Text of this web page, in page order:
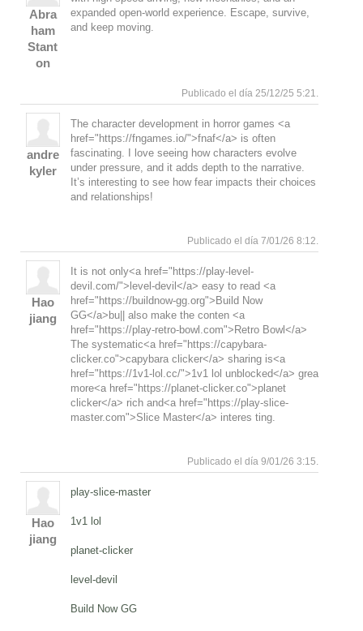
Abra
ham
Stant
on
expanded open-world experience. Escape, survive,
and keep moving.
Publicado el día 25/12/25 5:21.
andre
kyler
The character development in horror games <a
href="https://fngames.io/">fnaf</a> is often
fascinating. I love seeing how characters evolve
under pressure, and it adds depth to the narrative.
It’s interesting to see how fear impacts their choices
and relationships!
Publicado el día 7/01/26 8:12.
Hao
jiang
It is not only<a href="https://play-level-
devil.com/">level-devil</a> easy to read <a
href="https://buildnow-gg.org">Build Now
GG</a>bu|| also make the conten <a
href="https://play-retro-bowl.com">Retro Bowl</a>
The systematic<a href="https://capybara-
clicker.co">capybara clicker</a> sharing is<a
href="https://1v1-lol.cc/">1v1 lol unblocked</a> grea
more<a href="https://planet-clicker.co">planet
clicker</a> rich and<a href="https://play-slice-
master.com">Slice Master</a> interes ting.
Publicado el día 9/01/26 3:15.
Hao
jiang
play-slice-master
1v1 lol
planet-clicker
level-devil
Build Now GG